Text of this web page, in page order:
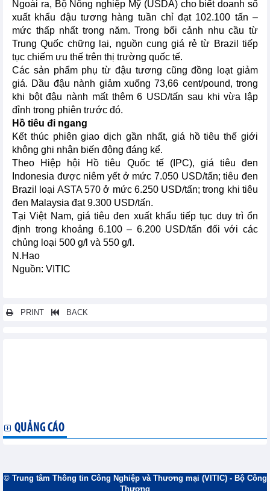
Ngoài ra, Bộ Nông nghiệp Mỹ (USDA) cho biết doanh số
xuất khẩu đậu tương hàng tuần chỉ đạt 102.100 tấn –
mức thấp nhất trong năm. Trong bối cảnh nhu cầu từ
Trung Quốc chững lại, nguồn cung giá rẻ từ Brazil tiếp
tục chiếm ưu thế trên thị trường quốc tế.
Các sản phẩm phụ từ đậu tương cũng đồng loạt giảm
giá. Dầu đậu nành giảm xuống 73,66 cent/pound, trong
khi bột đậu nành mất thêm 6 USD/tấn sau khi vừa lập
đỉnh trong phiên trước đó.
Hồ tiêu đi ngang
Kết thúc phiên giao dịch gần nhất, giá hồ tiêu thế giới
không ghi nhận biến động đáng kể.
Theo Hiệp hội Hồ tiêu Quốc tế (IPC), giá tiêu đen
Indonesia được niêm yết ở mức 7.050 USD/tấn; tiêu đen
Brazil loại ASTA 570 ở mức 6.250 USD/tấn; trong khi tiêu
đen Malaysia đạt 9.300 USD/tấn.
Tại Việt Nam, giá tiêu đen xuất khẩu tiếp tục duy trì ổn
định trong khoảng 6.100 – 6.200 USD/tấn đối với các
chủng loại 500 g/l và 550 g/l.
N.Hao
Nguồn: VITIC
PRINT BACK
QUẢNG CÁO
© Trung tâm Thông tin Công Nghiệp và Thương mại (VITIC) - Bộ Công
Thương